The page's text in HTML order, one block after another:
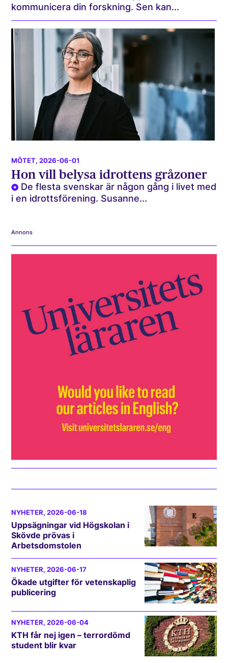
kommunicera din forskning. Sen kan...
MÖTET, 2026-06-01
Hon vill belysa idrottens gråzoner
De flesta svenskar är någon gång i livet med
i en idrottsförening. Susanne...
Annons
NYHETER, 2026-06-18
Uppsägningar vid Högskolan i
Skövde prövas i
Arbetsdomstolen
NYHETER, 2026-06-17
Ökade utgifter för vetenskaplig
publicering
NYHETER, 2026-06-04
KTH får nej igen – terrordömd
student blir kvar